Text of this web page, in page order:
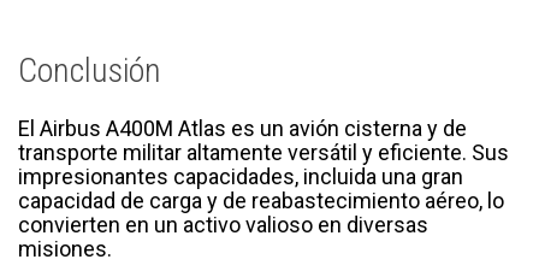
Conclusión
El Airbus A400M Atlas es un avión cisterna y de
transporte militar altamente versátil y eficiente. Sus
impresionantes capacidades, incluida una gran
capacidad de carga y de reabastecimiento aéreo, lo
convierten en un activo valioso en diversas
misiones.